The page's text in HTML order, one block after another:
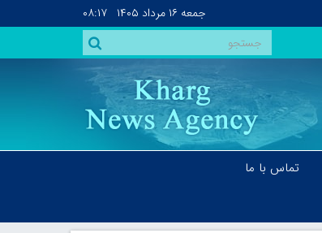
جمعه ۱۶ مرداد ۱۴۰۵ ۰۸:۱۷
تماس با ما